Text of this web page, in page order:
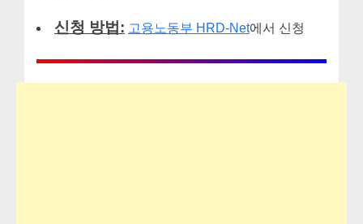
신청 방법: 고용노동부 HRD-Net에서 신청